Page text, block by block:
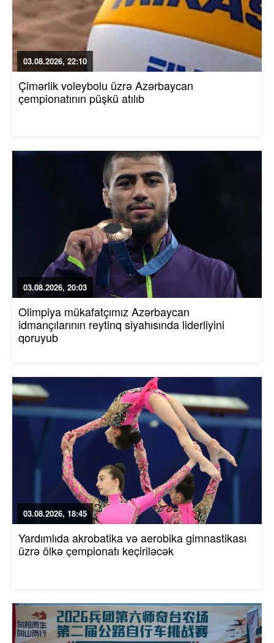
03.08.2026, 22:10
Çimərlik voleybolu üzrə Azərbaycan
çempionatının püşkü atılıb
03.08.2026, 20:03
Olimpiya mükafatçımız Azərbaycan
idmançılarının reytinq siyahısında liderliyini
qoruyub
03.08.2026, 18:45
Yardımlıda akrobatika və aerobika gimnastikası
üzrə ölkə çempionatı keçiriləcək